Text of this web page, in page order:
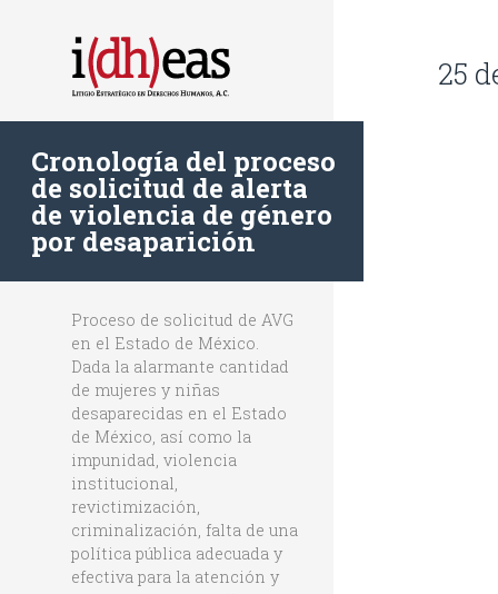
Cronología del proceso
de solicitud de alerta
de violencia de género
por desaparición
Proceso de solicitud de AVG
en el Estado de México.
Dada la alarmante cantidad
de mujeres y niñas
desaparecidas en el Estado
de México, así como la
impunidad, violencia
institucional,
revictimización,
criminalización, falta de una
política pública adecuada y
efectiva para la atención y
25